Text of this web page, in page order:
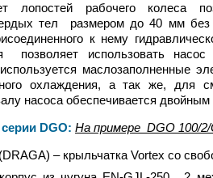
лопостей рабочего колеса
тел размером до 40 мм без
к нему
позволяет использовать
маслозаполненные
охлаждения, а так же, для
насоса обеспечивается
DGO: На примере DGО 100/2/
– крыльчатка Vortex со